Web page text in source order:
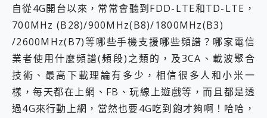
超好用的 PLAUD NotePin AI 智慧錄音膠囊~ 您的AI 秘書已上線 每月免費送你 300分鐘轉寫
COMPUTEX 2025 來囉！AGI亞奇雷 AI・Gaming・創作儲存方案登場，趕快來AGI亞奇雷挑戰任務抽 PS5！
自帶線的 有線無線都能充 ONPRO MagReact M5 10000mAh 5合1 磁吸無線急速行動電源 開箱 評測
飛利浦 JS7310 ⚡【電急便｜行動儲能救車電源】 可靠的旅行夥伴！帶給您優異的安全性與強大供電效能
是螢幕也是電視! 一機超多用途「MSI微星 Modern MD272UPSW 27型」 4K IPS 輕薄商用智慧聯網螢幕 開箱 評測
您的專屬AI 助手 Yoga Slim 7 Aura Edition 觸控AI筆電 開箱 評測
realme 14 Pro 超硬軍規、冰感變色實測，realme 14 5G 遊戲戰鬥值爆表，效能x娛樂全都要！
iPhone、Apple Watch、AirPods耳機 三個設備充電一起搞定 ONPRO MagReact™ M3 3 in 1可攜摺疊無線充電器 開箱 評測
動靜皆宜「HUAWEI FreeArc」開放式耳掛耳機，無感配戴! 超穩超服貼，音質、通話也很優質
自從4G開台以來，常常會聽到FDD-LTE和TD-LTE，
700MHz (B28)/900MHz(B8)/1800MHz(B3)
/2600MHz(B7)等哪些手機支援哪些頻譜？哪家電信
業者使用什麼頻譜(頻段)之類的，及3CA、載波聚合
技術、最高下載理論有多少，相信很多人和小米一
樣，每天都在上網、FB、玩線上遊戲等，而且都是透
過4G來行動上網，當然也要4G吃到飽才夠啊！哈哈，